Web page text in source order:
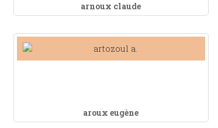
arnoux claude
aroux eugène